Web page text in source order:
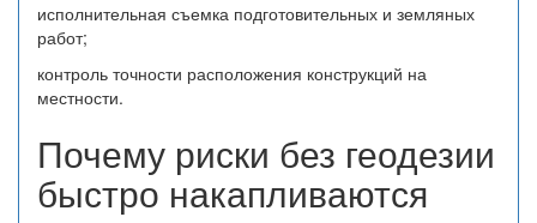
исполнительная съемка подготовительных и земляных
работ;
контроль точности расположения конструкций на
местности.
Почему риски без геодезии
быстро накапливаются